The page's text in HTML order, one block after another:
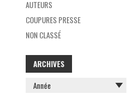
C
H
E
AUTEURS
COUPURES PRESSE
NON CLASSÉ
ARCHIVES